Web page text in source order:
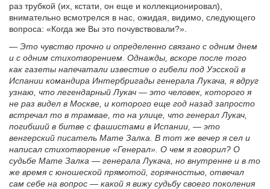
раз трубкой (их, кстати, он еще и коллекционировал),
внимательно всмотрелся в нас, ожидая, видимо, следующего
вопроса: «Когда же Вы это почувствовали?».
— Это чувство прочно и определенно связано с одним днем
и с одним стихотворением. Однажды, вскоре после того
как газеты напечатали известие о гибели под Уэсской в
Испании командира Интербригады генерала Лукача, я вдруг
узнаю, что легендарный Лукач — это человек, которого я
не раз видел в Москве, и которого еще год назад запросто
встречал то в трамвае, то на улице, что генерал Лукач,
погибший в битве с фашистами в Испании, — это
венгерский писатель Мате Залка. В тот же вечер я сел и
написал стихотворение «Генерал». О чем я говорил? О
судьбе Мате Залка — генерала Лукача, но внутренне и в то
же время с юношеской прямотой, горячностью, отвечал
сам себе на вопрос — какой я вижу судьбу своего поколения